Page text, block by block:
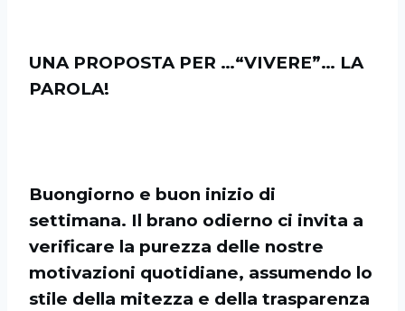
UNA PROPOSTA PER …“VIVERE”… LA
PAROLA!
Buongiorno e buon inizio di
settimana. Il brano odierno ci invita a
verificare la purezza delle nostre
motivazioni quotidiane, assumendo lo
stile della mitezza e della trasparenza